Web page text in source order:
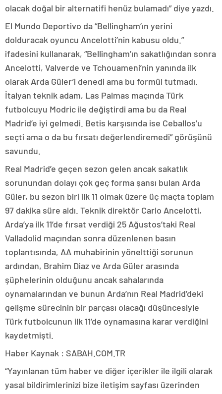
olacak doğal bir alternatifi henüz bulamadı” diye yazdı.
El Mundo Deportivo da “Bellingham’ın yerini
dolduracak oyuncu Ancelotti’nin kabusu oldu.”
ifadesini kullanarak, “Bellingham’ın sakatlığından sonra
Ancelotti, Valverde ve Tchouameni’nin yanında ilk
olarak Arda Güler’i denedi ama bu formül tutmadı.
İtalyan teknik adam, Las Palmas maçında Türk
futbolcuyu Modric ile değiştirdi ama bu da Real
Madrid’e iyi gelmedi. Betis karşısında ise Ceballos’u
seçti ama o da bu fırsatı değerlendiremedi” görüşünü
savundu.
Real Madrid’e geçen sezon gelen ancak sakatlık
sorunundan dolayı çok geç forma şansı bulan Arda
Güler, bu sezon biri ilk 11 olmak üzere üç maçta toplam
97 dakika süre aldı. Teknik direktör Carlo Ancelotti,
Arda’ya ilk 11’de fırsat verdiği 25 Ağustos’taki Real
Valladolid maçından sonra düzenlenen basın
toplantısında, AA muhabirinin yönelttiği sorunun
ardından, Brahim Diaz ve Arda Güler arasında
şüphelerinin olduğunu ancak sahalarında
oynamalarından ve bunun Arda’nın Real Madrid’deki
gelişme sürecinin bir parçası olacağı düşüncesiyle
Türk futbolcunun ilk 11’de oynamasına karar verdiğini
kaydetmişti.
Haber Kaynak : SABAH.COM.TR
“Yayınlanan tüm haber ve diğer içerikler ile ilgili olarak
yasal bildirimlerinizi bize iletişim sayfası üzerinden